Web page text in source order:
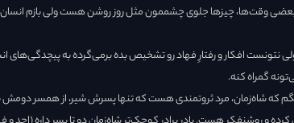
وقت‌ها، چیزها جلوی چشممون مثل روز روشن هست ولی بازم انسان
نتونست افکار و رفتارِ فهاد رو تشخیص بده برمی‌گرده به پیچدگی‌های
گمراه کنه.
که شاه‌زمان، مرد ثروتمندی هست که تنها پسرش شیر، از همسر